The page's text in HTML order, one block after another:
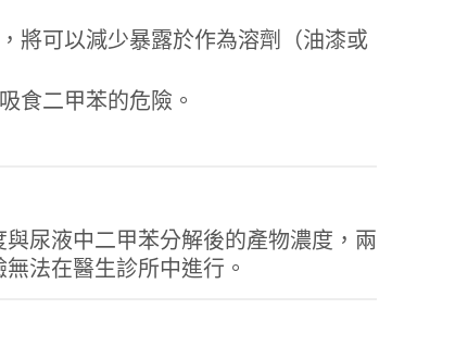
將可以減少暴露於作為溶劑（油漆或
食二甲苯的危險。
尿液中二甲苯分解後的產物濃度，兩
法在醫生診所中進行。